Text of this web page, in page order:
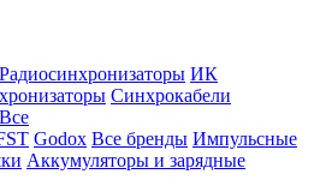
Радиосинхронизаторы ИК
Синхрокабели
Все
Godox Все бренды Импульсные
Аккумуляторы и зарядные